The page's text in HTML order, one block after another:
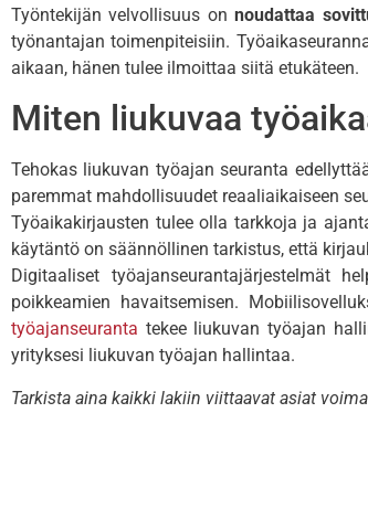
Työntekijän velvollisuus onnoudattaa
työnantajan toimenpiteisiin.
aikaan, hänen tulee ilmoittaa siitä etukäteen.
Miten liukuvaa
Tehokas liukuvan työajan seuranta
paremmat mahdollisuudet reaaliaikaiseen
Työaikakirjausten tulee olla tarkkoja ja
käytäntö on säännöllinen tarkistus, että
Digitaaliset työajanseurantajärjestelmät
poikkeamien havaitsemisen.
työajanseuranta tekee liukuvan työajan
yrityksesi liukuvan työajan hallintaa.
Tarkista aina kaikki lakiin viittaavat asiat